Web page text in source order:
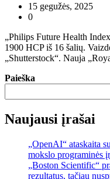
15 gegužės, 2025
0
„Philips Future Health
1900 HCP iš 16 šalių.
„Shutterstock“. Nauja
Paieška
Naujausi įrašai
„OpenAI“ ataskaita
mokslo programinės
„Boston Scientific“
rezultatus, tačiau